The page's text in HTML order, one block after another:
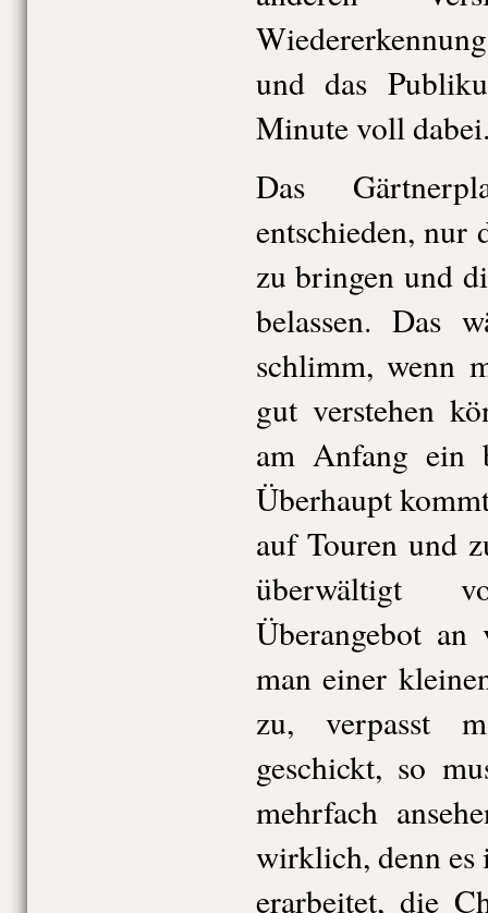
und das
Minute voll
Das
entschieden, nur
zu bringen und
belassen. Das
schlimm, wenn
gut verstehen
am Anfang ein
Überhaupt
auf Touren und
überwältigt
Überangebot an
man einer
zu, verpasst
geschickt, so
mehrfach
wirklich, denn
erarbeitet, die